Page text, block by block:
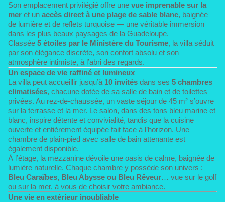
Son emplacement privilégié offre une vue imprenable sur la
mer et un accès direct à une plage de sable blanc, baignée
de lumière et de reflets turquoise — une véritable immersion
dans les plus beaux paysages de la Guadeloupe.
Classée 5 étoiles par le Ministère du Tourisme, la villa séduit
par son élégance discrète, son confort absolu et son
atmosphère intimiste, à l’abri des regards.
Un espace de vie raffiné et lumineux
La villa peut accueillir jusqu’à 10 invités dans ses 5 chambres
climatisées, chacune dotée de sa salle de bain et de toilettes
privées. Au rez-de-chaussée, un vaste séjour de 45 m² s’ouvre
sur la terrasse et la mer. Le salon, dans des tons bleu marine et
blanc, inspire détente et convivialité, tandis que la cuisine
ouverte et entièrement équipée fait face à l’horizon. Une
chambre de plain-pied avec salle de bain attenante est
également disponible.
À l’étage, la mezzanine dévoile une oasis de calme, baignée de
lumière naturelle. Chaque chambre y possède son univers :
Bleu Caraïbes, Bleu Abysse ou Bleu Rêveur… vue sur le golf
ou sur la mer, à vous de choisir votre ambiance.
Une vie en extérieur inoubliable